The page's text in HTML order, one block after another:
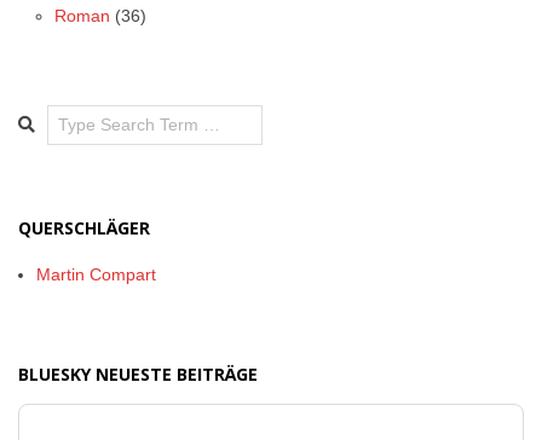
Roman (36)
Search
QUERSCHLÄGER
Martin Compart
BLUESKY NEUESTE BEITRÄGE